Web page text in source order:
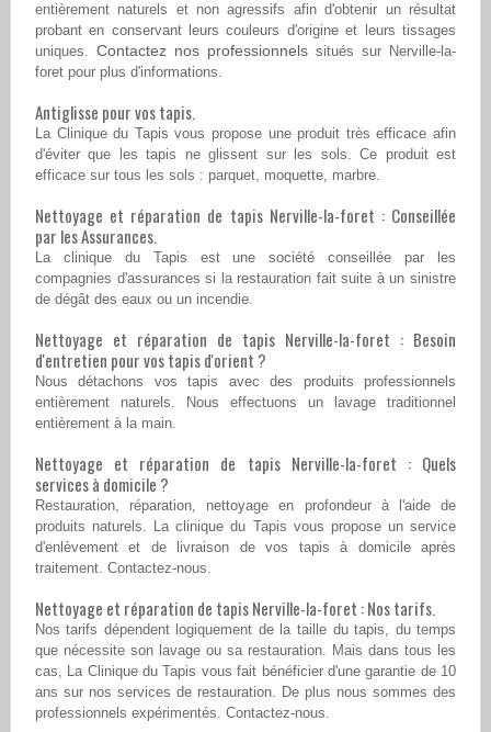
entièrement naturels et non agressifs afin d'obtenir un résultat
probant en conservant leurs couleurs d'origine et leurs tissages
uniques. Contactez nos professionnels situés sur Nerville-la-
foret pour plus d'informations.
Antiglisse pour vos tapis.
La Clinique du Tapis vous propose une produit très efficace afin
d'éviter que les tapis ne glissent sur les sols. Ce produit est
efficace sur tous les sols : parquet, moquette, marbre.
Nettoyage et réparation de tapis Nerville-la-foret : Conseillée
par les Assurances.
La clinique du Tapis est une société conseillée par les
compagnies d'assurances si la restauration fait suite à un sinistre
de dégât des eaux ou un incendie.
Nettoyage et réparation de tapis Nerville-la-foret : Besoin
d'entretien pour vos tapis d'orient ?
Nous détachons vos tapis avec des produits professionnels
entièrement naturels. Nous effectuons un lavage traditionnel
entièrement à la main.
Nettoyage et réparation de tapis Nerville-la-foret : Quels
services à domicile ?
Restauration, réparation, nettoyage en profondeur à l'aide de
produits naturels. La clinique du Tapis vous propose un service
d'enlèvement et de livraison de vos tapis à domicile après
traitement. Contactez-nous.
Nettoyage et réparation de tapis Nerville-la-foret : Nos tarifs.
Nos tarifs dépendent logiquement de la taille du tapis, du temps
que nécessite son lavage ou sa restauration. Mais dans tous les
cas, La Clinique du Tapis vous fait bénéficier d'une garantie de 10
ans sur nos services de restauration. De plus nous sommes des
professionnels expérimentés. Contactez-nous.